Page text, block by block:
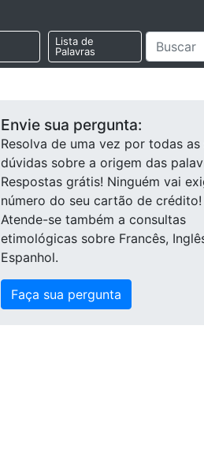
Lista de
Palavras
Envie sua pergunta:
Resolva de uma vez por todas as
dúvidas sobre a origem das
Respostas grátis! Ninguém vai
número do seu cartão de crédito!
Atende-se também a consultas
etimológicas sobre Francês,
Espanhol.
Faça sua pergunta